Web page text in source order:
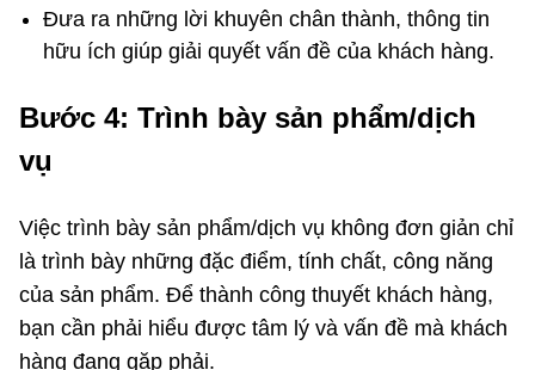
Đưa ra những lời khuyên chân thành, thông tin
hữu ích giúp giải quyết vấn đề của khách hàng.
Bước 4: Trình bày sản phẩm/dịch
vụ
Việc trình bày sản phẩm/dịch vụ không đơn giản chỉ
là trình bày những đặc điểm, tính chất, công năng
của sản phẩm. Để thành công thuyết khách hàng,
bạn cần phải hiểu được tâm lý và vấn đề mà khách
hàng đang gặp phải.